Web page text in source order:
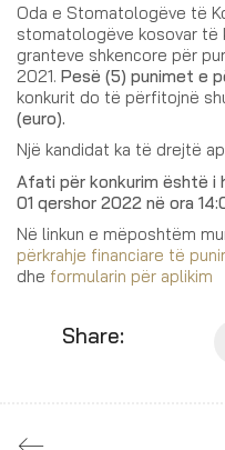
Oda e Stomatologëve të
stomatologëve kosovar të
granteve shkencore për
2021. Pesë (5) punimet e
konkurit do të përfitojnë
(euro).
Një kandidat ka të drejtë
Afati për konkurim është i
01 qershor 2022 në ora
Në linkun e mëposhtëm
përkrahje financiare të
dhe formularin për aplikim
Share: